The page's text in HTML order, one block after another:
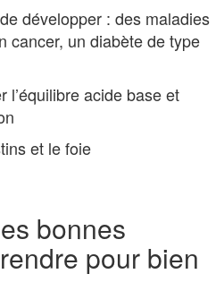
développer : des maladies
cancer, un diabète de type
l’équilibre acide base et
et le foie
bonnes
pour bien